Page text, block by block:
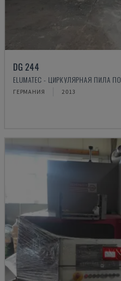
DG 244
ELUMATEC - ЦИРКУЛЯРНАЯ ПИЛА
ГЕРМАНИЯ 2013